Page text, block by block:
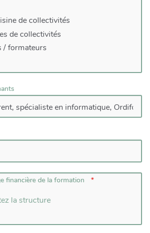
de collectivités
de collectivités
/ formateurs
financière de la formation
la structure